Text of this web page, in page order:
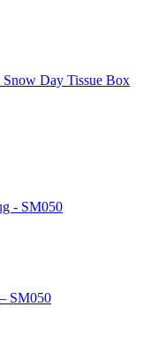
Day Tissue Box
SM050